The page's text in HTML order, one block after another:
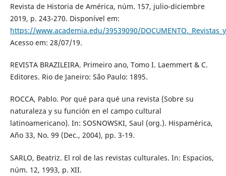
Revista de Historia de América, núm. 157, julio-diciembre
2019, p. 243-270. Disponível em:
https://www.academia.edu/39539090/
Acesso em: 28/07/19.
REVISTA BRAZILEIRA. Primeiro ano, Tomo I. Laemmert & C.
Editores. Rio de Janeiro: São Paulo: 1895.
ROCCA, Pablo. Por qué para qué una revista (Sobre su
naturaleza y su función en el campo cultural
latinoamericano). In: SOSNOWSKI, Saul (org.). Hispamérica,
Año 33, No. 99 (Dec., 2004), pp. 3-19.
SARLO, Beatriz. El rol de las revistas culturales. In: Espacios,
núm. 12, 1993, p. XII.